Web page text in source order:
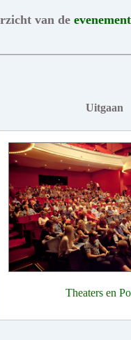
van de
Uitgaan
Theaters en